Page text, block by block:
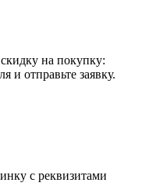
на покупку:
и отправьте заявку.
с реквизитами